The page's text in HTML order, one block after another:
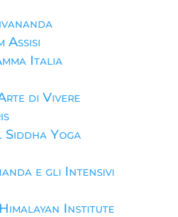
Assisi
Italia
di Vivere
Yoga
e gli Intensivi
Institute